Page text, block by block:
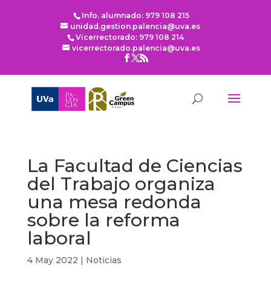
Info. alumnado: 979 108 215
unidad.gestion.palencia@uva.es
Vicerrectorado: 979 108 214
vicerrectorado.palencia@uva.es
La Facultad de Ciencias
del Trabajo organiza
una mesa redonda
sobre la reforma
laboral
4 May 2022 | Noticias